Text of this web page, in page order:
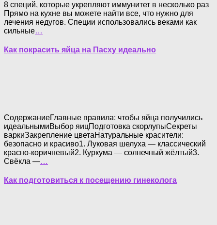
8 специй, которые укрепляют иммунитет в несколько раз
Прямо на кухне вы можете найти все, что нужно для
лечения недугов. Специи использовались веками как
сильные…
Как покрасить яйца на Пасху идеально
СодержаниеГлавные правила: чтобы яйца получились
идеальнымиВыбор яицПодготовка скорлупыСекреты
варкиЗакрепление цветаНатуральные красители:
безопасно и красиво1. Луковая шелуха — классический
красно-коричневый2. Куркума — солнечный жёлтый3.
Свёкла —…
Как подготовиться к посещению гинеколога